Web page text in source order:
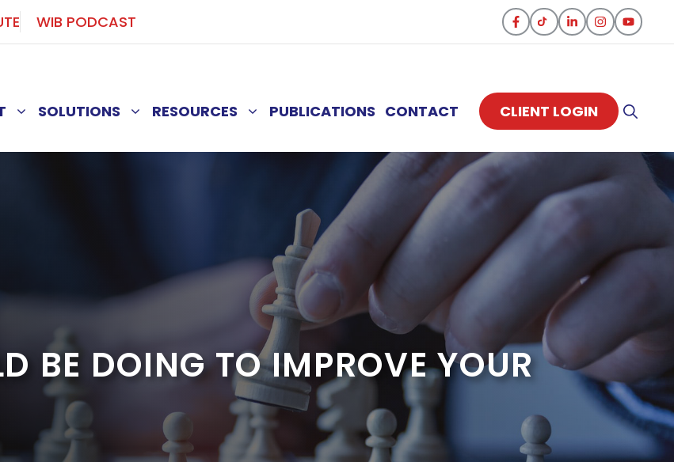
WIB PODCAST
SOLUTIONS RESOURCES PUBLICATIONS CONTACT CLIENT LOGIN
BE DOING TO IMPROVE YOUR